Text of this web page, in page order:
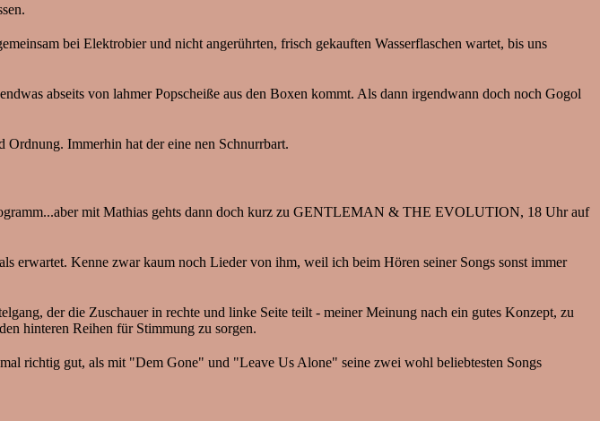
bei Elektrobier und nicht angerührten, frisch gekauften Wasserflaschen wartet, bis uns
abseits von lahmer Popscheiße aus den Boxen kommt. Als dann irgendwann doch noch Gogol
Immerhin hat der eine nen Schnurrbart.
mit Mathias gehts dann doch kurz zu GENTLEMAN & THE EVOLUTION, 18 Uhr auf
erwartet. Kenne zwar kaum noch Lieder von ihm, weil ich beim Hören seiner Songs sonst immer
der die Zuschauer in rechte und linke Seite teilt - meiner Meinung nach ein gutes Konzept, zu
hinteren Reihen für Stimmung zu sorgen.
richtig gut, als mit "Dem Gone" und "Leave Us Alone" seine zwei wohl beliebtesten Songs